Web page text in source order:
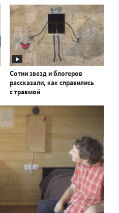
Сотни звезд и блогеров
рассказали, как справились
с травмой